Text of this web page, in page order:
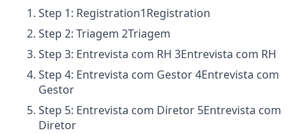
Step 1: Registration1Registration
Step 2: Triagem 2Triagem
Step 3: Entrevista com RH 3Entrevista com RH
Step 4: Entrevista com Gestor4Entrevista com
Gestor
Step 5: Entrevista com Diretor 5Entrevista com
Diretor